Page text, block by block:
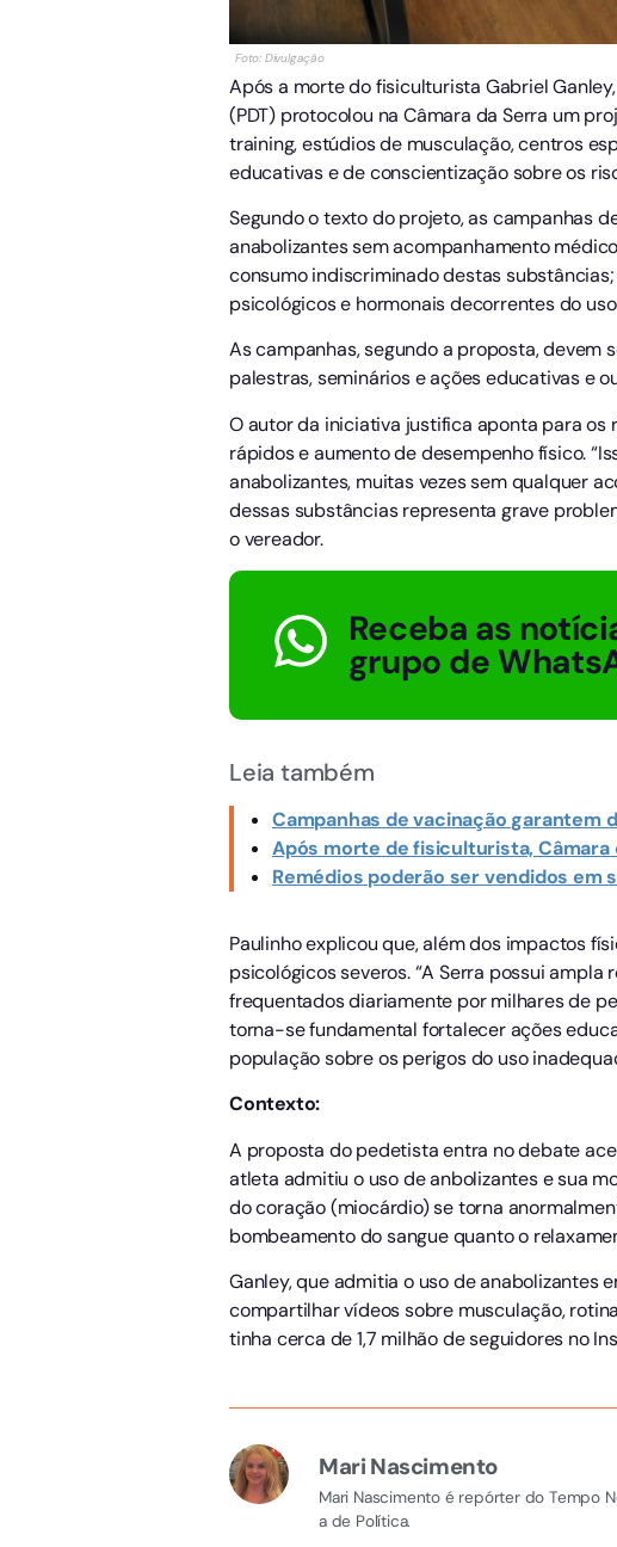
Foto: Divulgação
Após a morte do fisiculturista Gabriel
(PDT) protocolou na Câmara da Serra um
training, estúdios de musculação, centros
educativas e de conscientização sobre os
Segundo o texto do projeto, as campanhas
anabolizantes sem acompanhamento
consumo indiscriminado destas
psicológicos e hormonais decorrentes do
As campanhas, segundo a proposta,
palestras, seminários e ações educativas e
O autor da iniciativa justifica aponta para
rápidos e aumento de desempenho físico.
anabolizantes, muitas vezes sem qualquer
dessas substâncias representa grave
o vereador.
Receba as
grupo de
Leia também
Campanhas de vacinação garantem
Após morte de fisiculturista,
Remédios poderão ser vendidos em
Paulinho explicou que, além dos impactos
psicológicos severos. “A Serra possui
frequentados diariamente por milhares de
torna-se fundamental fortalecer ações
população sobre os perigos do uso
Contexto:
A proposta do pedetista entra no debate
atleta admitiu o uso de anbolizantes e sua
do coração (miocárdio) se torna
bombeamento do sangue quanto o
Ganley, que admitia o uso de anabolizantes
compartilhar vídeos sobre musculação,
tinha cerca de 1,7 milhão de seguidores no
Mari Nascimento
Mari Nascimento é repórter do Tempo
a de Política.